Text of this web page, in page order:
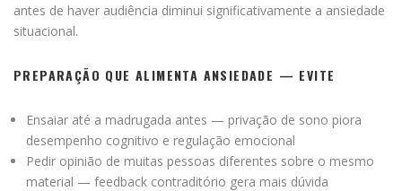
antes de haver audiência diminui significativamente a ansiedade
situacional.
PREPARAÇÃO QUE ALIMENTA ANSIEDADE — EVITE
Ensaiar até a madrugada antes — privação de sono piora
desempenho cognitivo e regulação emocional
Pedir opinião de muitas pessoas diferentes sobre o mesmo
material — feedback contraditório gera mais dúvida